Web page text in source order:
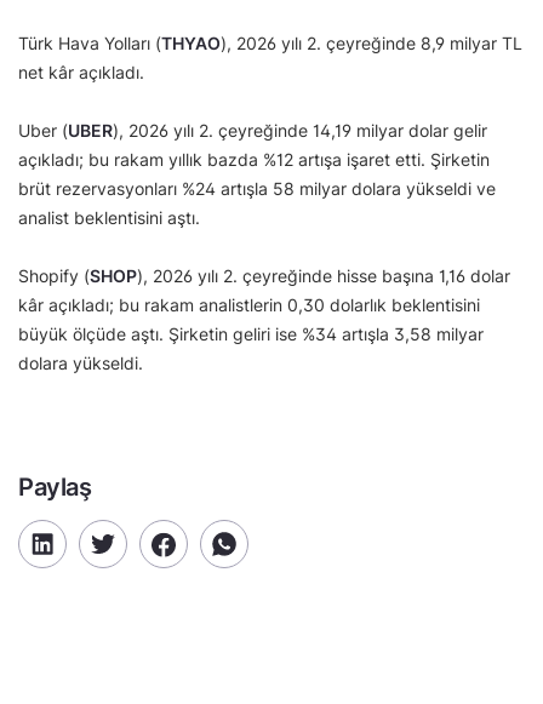
Türk Hava Yolları (THYAO), 2026 yılı 2. çeyreğinde 8,9 milyar TL
net kâr açıkladı.
Uber (UBER), 2026 yılı 2. çeyreğinde 14,19 milyar dolar gelir
açıkladı; bu rakam yıllık bazda %12 artışa işaret etti. Şirketin
brüt rezervasyonları %24 artışla 58 milyar dolara yükseldi ve
analist beklentisini aştı.
Shopify (SHOP), 2026 yılı 2. çeyreğinde hisse başına 1,16 dolar
kâr açıkladı; bu rakam analistlerin 0,30 dolarlık beklentisini
büyük ölçüde aştı. Şirketin geliri ise %34 artışla 3,58 milyar
dolara yükseldi.
Paylaş